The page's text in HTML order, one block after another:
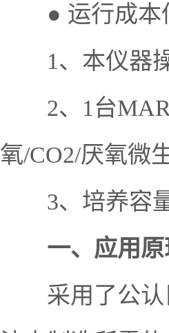
● 运行成本低
1、本仪器操
2、1台
氧/CO2/厌氧微
3、培养容量
一、应用原
采用了公认目